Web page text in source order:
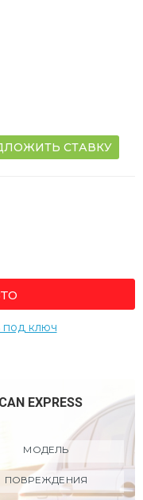
СТАВКУ
под ключ
EXPRESS
МОДЕЛЬ
ПОВРЕЖДЕНИЯ